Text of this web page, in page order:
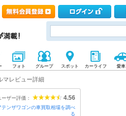
フォト グループ スポット カーライフ 愛車
マレビュー詳細
ーザー評価： 4.56
テンザワゴンの車買取相場を調べ
る